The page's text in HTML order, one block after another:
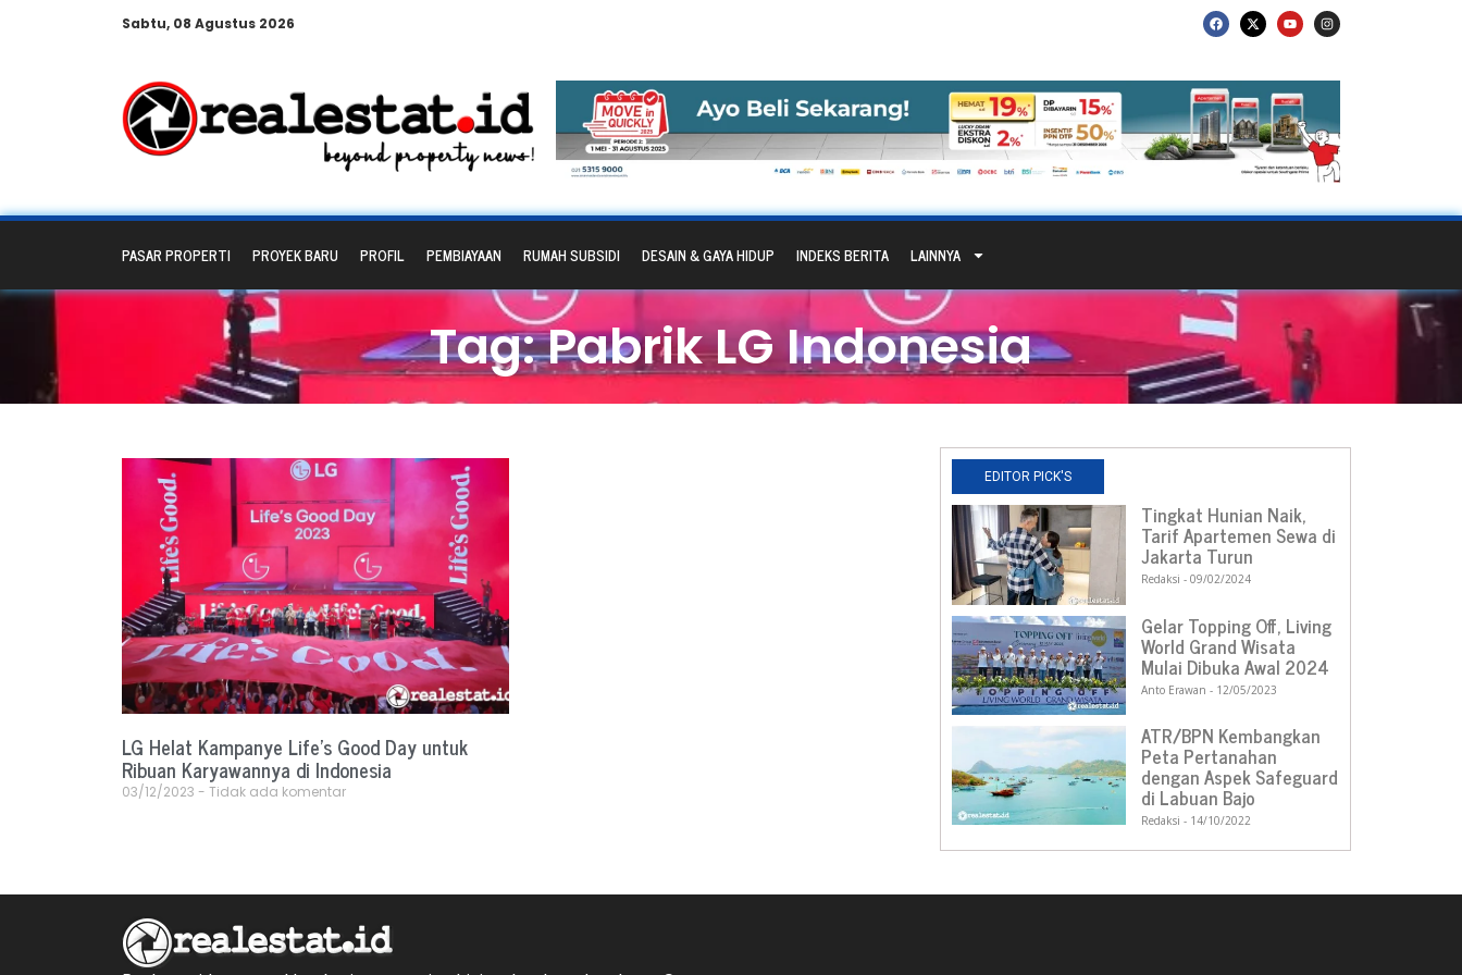
Sabtu, 08 Agustus 2026
PASAR PROPERTI PROYEK BARU PROFIL PEMBIAYAAN RUMAH SUBSIDI DESAIN & GAYA HIDUP INDEKS BERITA LAINNYA
Tag: Pabrik LG Indonesia
LG Helat Kampanye Life’s Good Day untuk
Ribuan Karyawannya di Indonesia
03/12/2023 Tidak ada komentar
EDITOR PICK'S
Tingkat Hunian Naik,
Tarif Apartemen Sewa di
Jakarta Turun
Redaksi 09/02/2024
Gelar Topping Off, Living
World Grand Wisata
Mulai Dibuka Awal 2024
Anto Erawan 12/05/2023
ATR/BPN Kembangkan
Peta Pertanahan
dengan Aspek Safeguard
di Labuan Bajo
Redaksi 14/10/2022